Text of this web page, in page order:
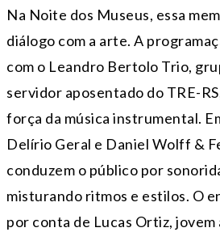
Na Noite dos Museus, essa
diálogo com a arte. A
com o Leandro Bertolo Trio,
servidor aposentado do TRE-
força da música instrumental.
Delírio Geral e Daniel Wolff &
conduzem o público por
misturando ritmos e estilos. O
por conta de Lucas Ortiz,